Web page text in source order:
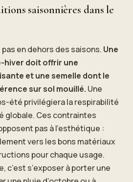
saisonnières dans le
en dehors des saisons. Une
hiver doit offrir une
et une semelle dont le
sur sol mouillé. Une
été privilégiera la respirabilité
globale. Ces contraintes
pas à l’esthétique :
vers les bons matériaux
pour chaque usage.
c’est s’exposer à porter une